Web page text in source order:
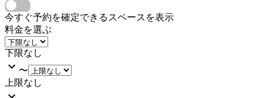
今すぐ予約を確定できるスペースを表示
料金を選ぶ
下限なし
〜
上限なし